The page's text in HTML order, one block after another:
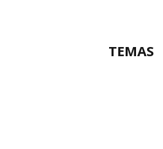
TEMAS